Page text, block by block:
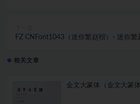
FZ CNFont1043（迷你繁赵楷）- 迷你繁
相关文章
金文大篆体（金文大篆